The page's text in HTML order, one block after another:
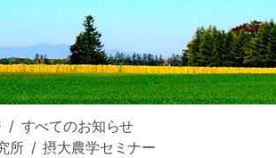
すべてのお知らせ
所
摂大農学セミナー